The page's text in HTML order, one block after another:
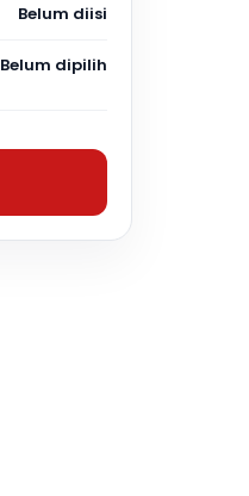
Belum diisi
Belum dipilih